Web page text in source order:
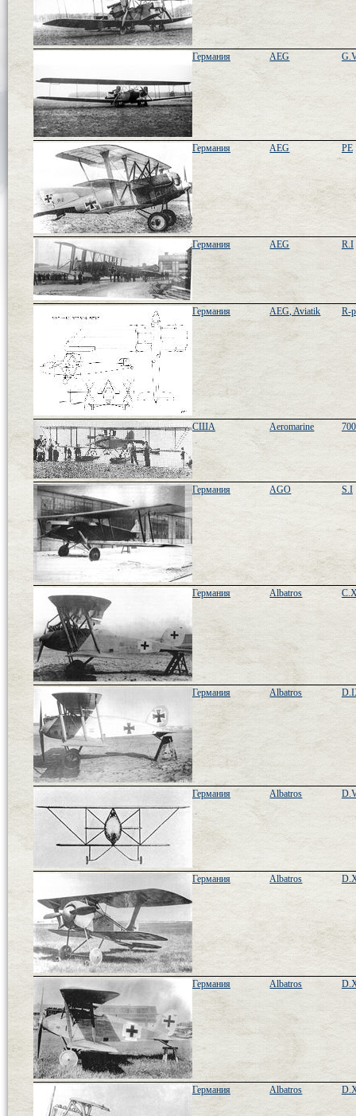
Германия AEG
Германия AEG PE
Германия AEG R.I
Германия AEG, Aviatik R-
США Aeromarine 700
Германия AGO S.I
Германия Albatros
Германия Albatros
Германия Albatros
Германия Albatros
Германия Albatros
Германия Albatros